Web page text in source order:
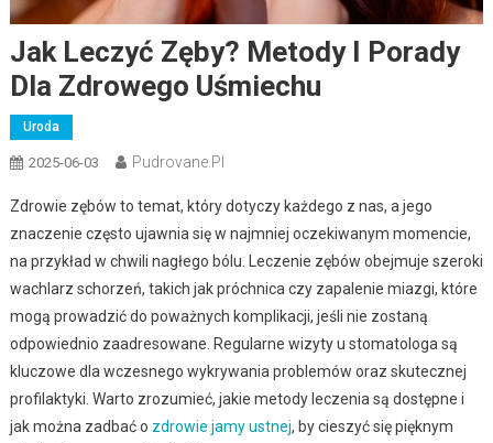
Jak Leczyć Zęby? Metody I Porady
Dla Zdrowego Uśmiechu
Uroda
2025-06-03 Pudrovane.pl
Zdrowie zębów to temat, który dotyczy każdego z nas, a jego
znaczenie często ujawnia się w najmniej oczekiwanym momencie,
na przykład w chwili nagłego bólu. Leczenie zębów obejmuje szeroki
wachlarz schorzeń, takich jak próchnica czy zapalenie miazgi, które
mogą prowadzić do poważnych komplikacji, jeśli nie zostaną
odpowiednio zaadresowane. Regularne wizyty u stomatologa są
kluczowe dla wczesnego wykrywania problemów oraz skutecznej
profilaktyki. Warto zrozumieć, jakie metody leczenia są dostępne i
jak można zadbać o zdrowie jamy ustnej, by cieszyć się pięknym